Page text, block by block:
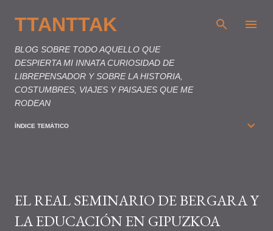
TTANTTAK
BLOG SOBRE TODO AQUELLO QUE
DESPIERTA MI INNATA CURIOSIDAD DE
LIBREPENSADOR Y SOBRE LA HISTORIA,
COSTUMBRES, VIAJES Y PAISAJES QUE ME
RODEAN
ÍNDICE TEMÁTICO
EL REAL SEMINARIO DE BERGARA Y
LA EDUCACIÓN EN GIPUZKOA